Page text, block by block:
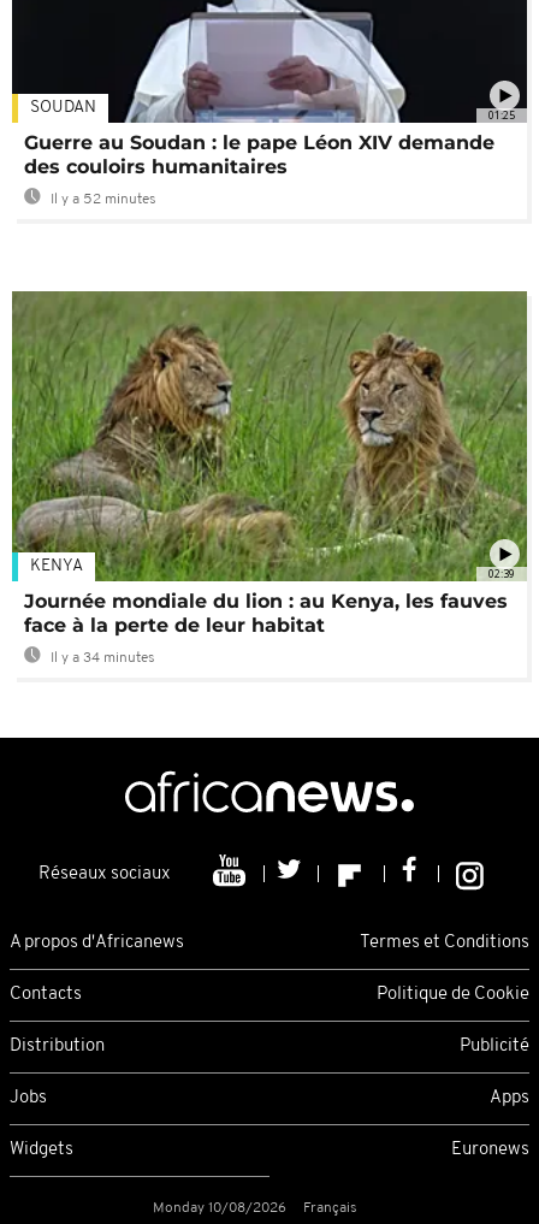
01:25
SOUDAN
Guerre au Soudan : le pape Léon XIV demande
des couloirs humanitaires
Il y a 52 minutes
02:39
KENYA
Journée mondiale du lion : au Kenya, les fauves
face à la perte de leur habitat
Il y a 34 minutes
Réseaux sociaux
A propos d'Africanews Termes et Conditions
Contacts Politique de Cookie
Distribution Publicité
Jobs Apps
Widgets Euronews
Monday 10/08/2026